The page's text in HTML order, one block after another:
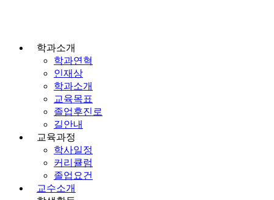
학과소개
학과연혁
인재상
학과소개
교육목표
졸업후진로
길안내
교육과정
학사일정
커리큘럼
졸업요건
교수소개